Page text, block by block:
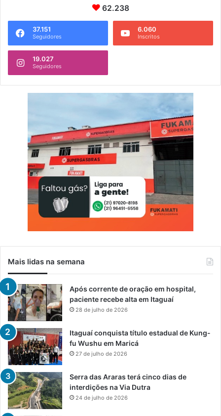
62.238
37.151
Seguidores
6.060
Inscritos
19.027
Seguidores
Mais lidas na semana
Após corrente de oração em hospital,
paciente recebe alta em Itaguaí
28 de julho de 2026
Itaguaí conquista título estadual de Kung-
fu Wushu em Maricá
27 de julho de 2026
Serra das Araras terá cinco dias de
interdições na Via Dutra
24 de julho de 2026